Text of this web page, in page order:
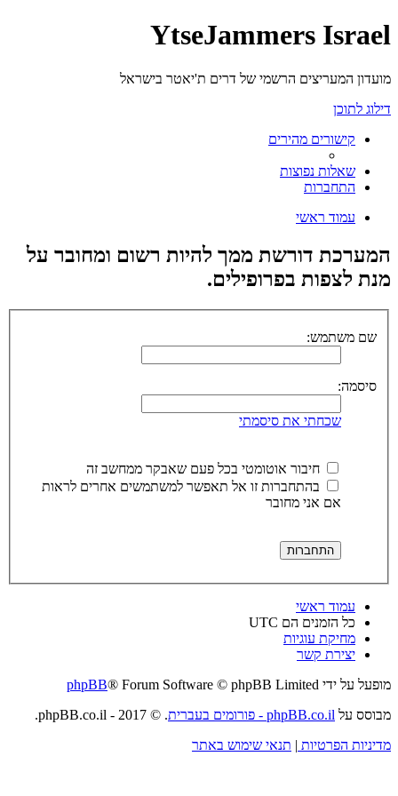
YtseJammers Israel
מועדון המעריצים הרשמי של דרים ת'יאטר בישראל
דילוג לתוכן
קישורים מהירים
שאלות נפוצות
התחברות
עמוד ראשי
המערכת דורשת ממך להיות רשום ומחובר על
מנת לצפות בפרופילים.
שם משתמש:
סיסמה:
שכחתי את סיסמתי
חיבור אוטומטי בכל פעם שאבקר ממחשב זה
בהתחברות זו אל תאפשר למשתמשים אחרים לראות
אם אני מחובר
עמוד ראשי
כל הזמנים הם UTC
מחיקת עוגיות
יצירת קשר
מופעל על ידי
phpBB® Forum Software © phpBB Limited
מבוסס על phpBB.co.il - פורומים בעברית
. © 2017 - phpBB.co.il.
מדיניות הפרטיות | תנאי שימוש באתר